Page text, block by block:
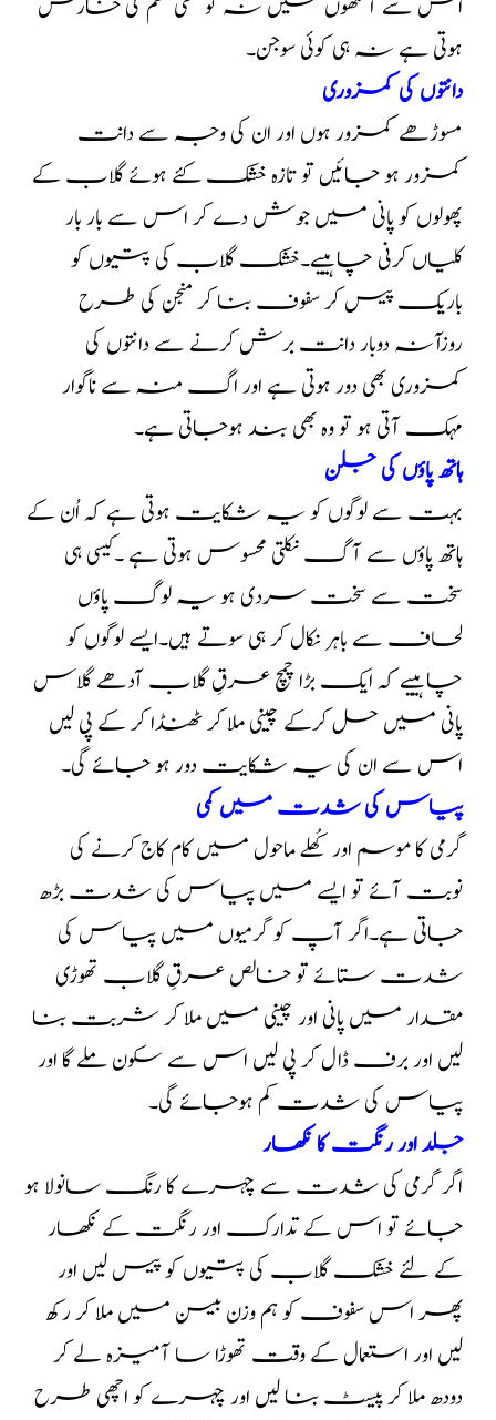
اس سے آنکھوں میں نہ تو کسی قسم کی خارش
ہوتی ہے نہ ہی کوئی سوجن۔
دانتوں کی کمزوری
مسوڑھے کمزور ہوں اور ان کی وجہ سے دانت
کمزور ہو جائیں تو تازہ خشک کئے ہوئے گلاب کے
پھولوں کو پانی میں جوش دے کر اس سے بار بار
کلیاں کرنی چاہییے۔خشک گلاب کی پتیوں کو
باریک پیس کر سفوف بنا کر منجن کی طرح
روزآنہ دوبار دانت برش کرنے سے دانتوں کی
کمزوری بھی دور ہوتی ہے اور اگ منہ سے ناگوار
مہک آتی ہو تو وہ بھی بند ہوجاتی ہے۔
ہاتھ پاؤں کی جلن
بہت سے لوگوں کو یہ شکایت ہوتی ہے کہ اُن کے
ہاتھ پاؤں سے آگ نکلتی محسوس ہوتی ہے ۔کیسی ہی
سخت سے سخت سردی ہو یہ لوگ پاؤں
لحاف سے باہر نکال کر ہی سوتے ہیں۔ایسے لوگوں کو
چاہییے کہ ایک بڑا چمچ عرقِ گلاب آدھے گلاس
پانی میں حل کرکے چینی ملا کر ٹھنڈا کر کے پی لیں
اس سے ان کی یہ شکایت دور ہو جائے گی۔
پیاس کی شدت میں کمی
گرمی کا موسم اور کُھلے ماحول میں کام کاج کرنے کی
نوبت آئے تو ایسے میں پیاس کی شدت بڑھ
جاتی ہے۔اگر آپ کو گرمیوں میں پیاس کی
شدت ستائے تو خالص عرقِ گلاب تھوڑی
مقدار میں‌ پانی اور چینی میں ملا کر شربت بنا
لیں اور برف ڈال کر پی لیں اس سے سکون ملے گا اور
پیاس کی شدت کم ہوجائے گی۔
جلد اور رنگت کا نکھار
اگر گرمی کی شدت سے چہرے کا رنگ سانولا ہو
جائے تو اس کے تدارک اور رنگت کے نکھار
کے لئے خشک گلاب کی پتیوں کو پیس لیں اور
پھر اس سفوف کو ہم وزن بیسن میں ملا کر رکھ
لیں اور استعمال کے وقت تھوڑا سا آمیزہ لے کر
دودھ ملا کر پیسٹ بنا لیں اور چہرے کو اچھی طرح